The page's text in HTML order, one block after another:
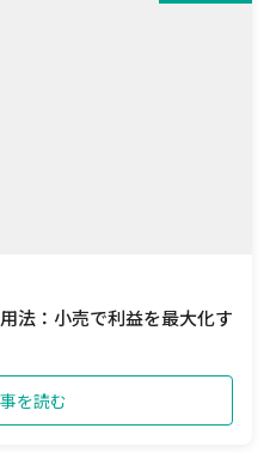
法：小売で利益を最大化す
を読む